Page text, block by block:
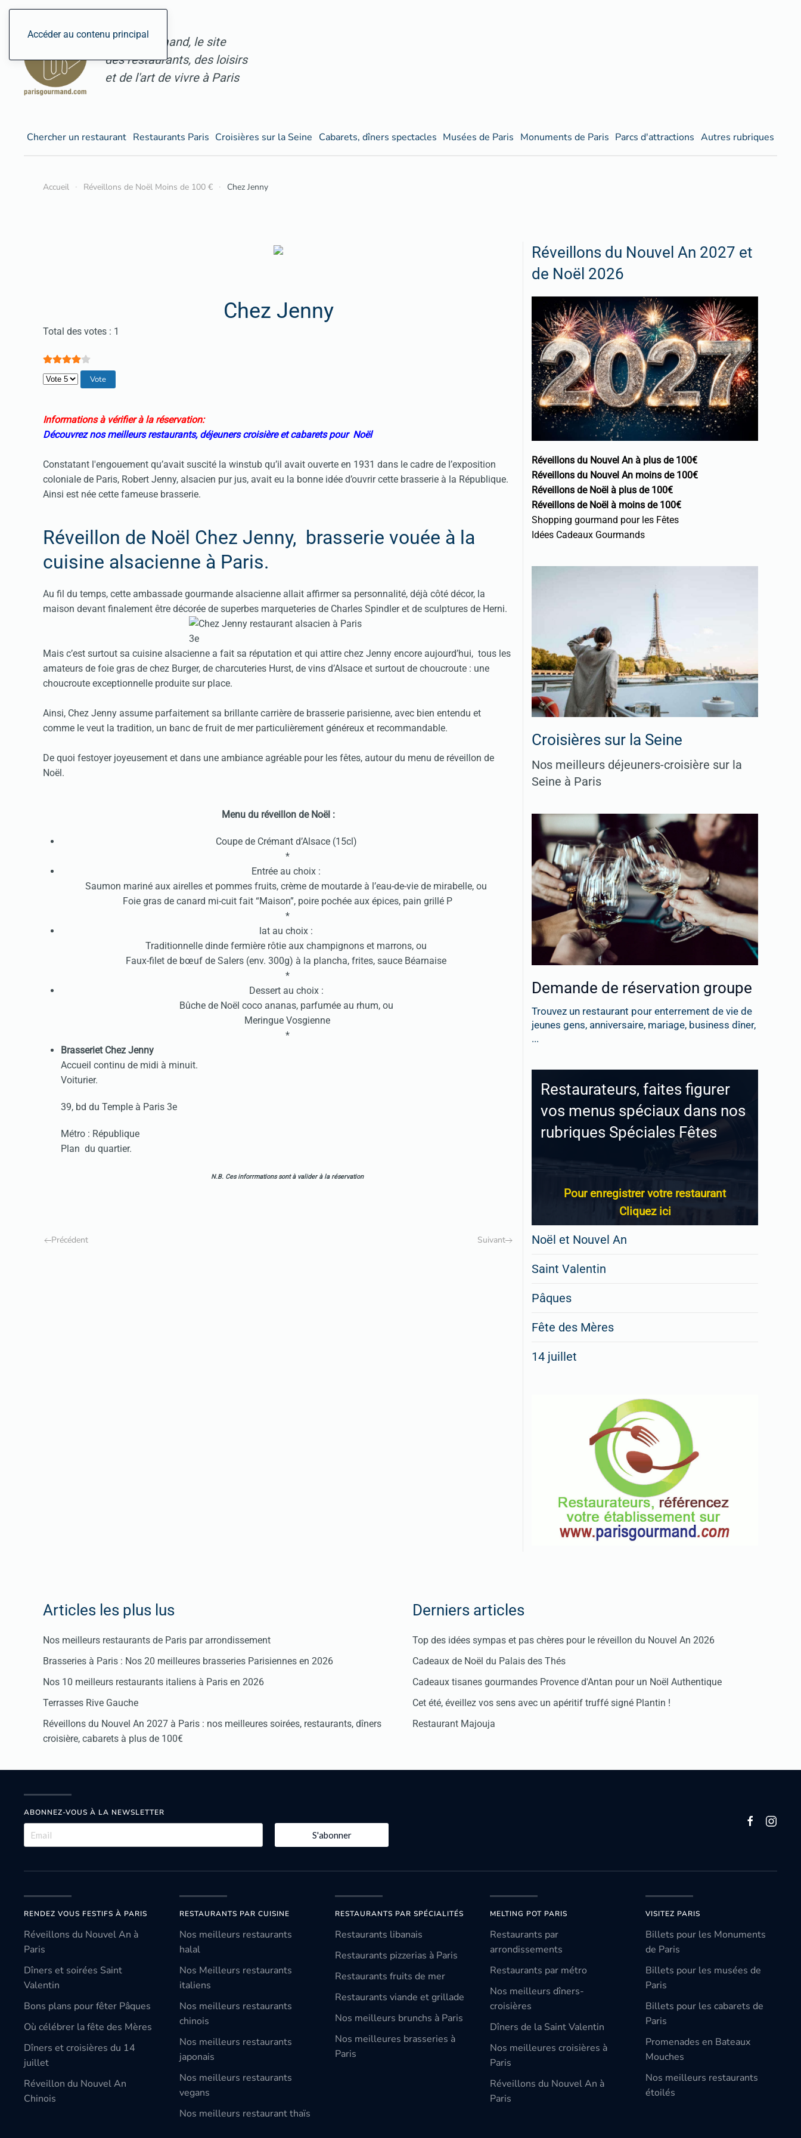
Accéder au contenu principal
ParisGourmand, le site
des restaurants, des loisirs
et de l'art de vivre à Paris
Chercher un restaurant Restaurants Paris Croisières sur la Seine Cabarets, dîners spectacles Musées de Paris Monuments de Paris Parcs d'attractions Autres rubriques
Accueil Réveillons de Noël Moins de 100 € Chez Jenny
Chez Jenny
Vote utilisateur:4/
Total des votes : 1
Veuillez voter
Informations à vérifier à la réservation:
Découvrez nos meilleurs restaurants, déjeuners croisière et cabarets pour Noël
Constatant l'engouement qu’avait suscité la winstub qu’il avait ouverte en 1931 dans le cadre de l’exposition
coloniale de Paris, Robert Jenny, alsacien pur jus, avait eu la bonne idée d’ouvrir cette brasserie à la République.
Ainsi est née cette fameuse brasserie.
Réveillon de Noël Chez Jenny, brasserie vouée à la
cuisine alsacienne à Paris.
Au fil du temps, cette ambassade gourmande alsacienne allait affirmer sa personnalité, déjà côté décor, la
maison devant finalement être décorée de superbes marqueteries de Charles Spindler et de sculptures de Herni.
Mais c’est surtout sa cuisine alsacienne a fait sa réputation et qui attire chez Jenny encore aujourd’hui, tous les
amateurs de foie gras de chez Burger, de charcuteries Hurst, de vins d’Alsace et surtout de choucroute : une
choucroute exceptionnelle produite sur place.
Ainsi, Chez Jenny assume parfaitement sa brillante carrière de brasserie parisienne, avec bien entendu et
comme le veut la tradition, un banc de fruit de mer particulièrement généreux et recommandable.
De quoi festoyer joyeusement et dans une ambiance agréable pour les fêtes, autour du menu de réveillon de
Noël.
Menu du réveillon de Noël :
Coupe de Crémant d’Alsace (15cl)
*
Entrée au choix :
Saumon mariné aux airelles et pommes fruits, crème de moutarde à l’eau-de-vie de mirabelle, ou
Foie gras de canard mi-cuit fait “Maison”, poire pochée aux épices, pain grillé P
*
lat au choix :
Traditionnelle dinde fermière rôtie aux champignons et marrons, ou
Faux-filet de bœuf de Salers (env. 300g) à la plancha, frites, sauce Béarnaise
*
Dessert au choix :
Bûche de Noël coco ananas, parfumée au rhum, ou
Meringue Vosgienne
*
Brasseriet Chez Jenny
Accueil continu de midi à minuit.
Voiturier.
39, bd du Temple à Paris 3e
Métro : République
Plan du quartier.
N.B. Ces inforrmations sont à valider à la réservation
Précédent Suivant
Réveillons du Nouvel An 2027 et
de Noël 2026
Réveillons du Nouvel An à plus de 100€
Réveillons du Nouvel An moins de 100€
Réveillons de Noël à plus de 100€
Réveillons de Noël à moins de 100€
Shopping gourmand pour les Fêtes
Idées Cadeaux Gourmands
Croisières sur la Seine
Nos meilleurs déjeuners-croisière sur la
Seine à Paris
Demande de réservation groupe
Trouvez un restaurant pour enterrement de vie de
jeunes gens, anniversaire, mariage, business dîner,
...
Restaurateurs, faites figurer
vos menus spéciaux dans nos
rubriques Spéciales Fêtes
Pour enregistrer votre restaurant
Cliquez ici
Noël et Nouvel An
Saint Valentin
Pâques
Fête des Mères
14 juillet
Articles les plus lus
Nos meilleurs restaurants de Paris par arrondissement
Brasseries à Paris : Nos 20 meilleures brasseries Parisiennes en 2026
Nos 10 meilleurs restaurants italiens à Paris en 2026
Terrasses Rive Gauche
Réveillons du Nouvel An 2027 à Paris : nos meilleures soirées, restaurants, dîners
croisière, cabarets à plus de 100€
Derniers articles
Top des idées sympas et pas chères pour le réveillon du Nouvel An 2026
Cadeaux de Noël du Palais des Thés
Cadeaux tisanes gourmandes Provence d'Antan pour un Noël Authentique
Cet été, éveillez vos sens avec un apéritif truffé signé Plantin !
Restaurant Majouja
ABONNEZ-VOUS À LA NEWSLETTER
S'abonner
RENDEZ VOUS FESTIFS À PARIS
Réveillons du Nouvel An à
Paris
Dîners et soirées Saint
Valentin
Bons plans pour fêter Pâques
Où célébrer la fête des Mères
Dîners et croisières du 14
juillet
Réveillon du Nouvel An
Chinois
RESTAURANTS PAR CUISINE
Nos meilleurs restaurants
halal
Nos Meilleurs restaurants
italiens
Nos meilleurs restaurants
chinois
Nos meilleurs restaurants
japonais
Nos meilleurs restaurants
vegans
Nos meilleurs restaurant thaïs
RESTAURANTS PAR SPÉCIALITÉS
Restaurants libanais
Restaurants pizzerias à Paris
Restaurants fruits de mer
Restaurants viande et grillade
Nos meilleurs brunchs à Paris
Nos meilleures brasseries à
Paris
MELTING POT PARIS
Restaurants par
arrondissements
Restaurants par métro
Nos meilleurs dîners-
croisières
Dîners de la Saint Valentin
Nos meilleures croisières à
Paris
Réveillons du Nouvel An à
Paris
VISITEZ PARIS
Billets pour les Monuments
de Paris
Billets pour les musées de
Paris
Billets pour les cabarets de
Paris
Promenades en Bateaux
Mouches
Nos meilleurs restaurants
étoilés